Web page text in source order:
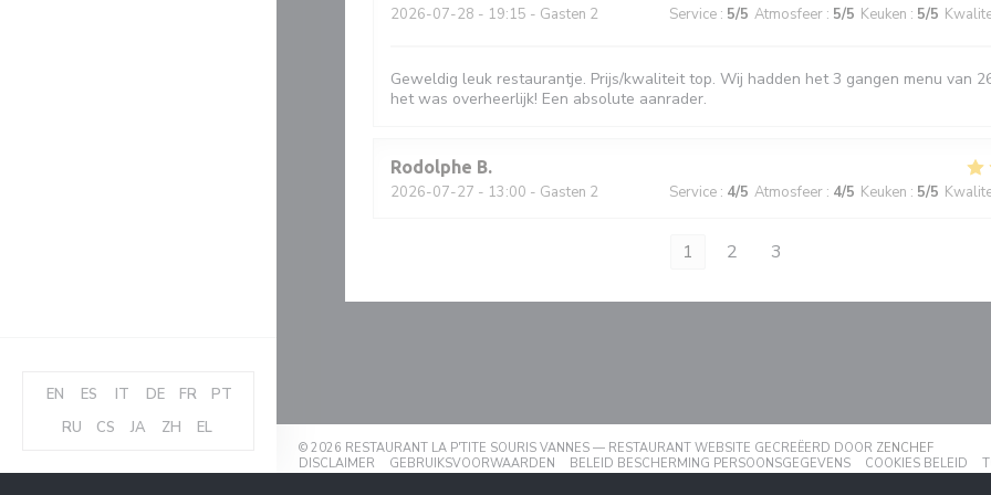
EN ES IT DE FR
PT
RU
CS JA ZH EL
2026-07-28 - 19:15 - Gasten 2 Service : 5/5 Atmosfeer : 5/5 Keuken : 5/5
Geweldig leuk restaurantje. Prijs/kwaliteit top. Wij hadden het 3 gangen menu van
het was overheerlijk! Een absolute aanrader.
Rodolphe B
2026-07-27 - 13:00 - Gasten 2 Service : 4/5 Atmosfeer : 4/5 Keuken : 5/5
1 2 3
© 2026 RESTAURANT LA P'TITE SOURIS VANNES — RESTAURANT WEBSITE GECREËERD DOOR ZENCHEF((OPENT
DISCLAIMER ((OPENT IN EEN NIEUW VENSTER))
GEBRUIKSVOORWAARDEN ((OPENT IN EEN NIEUW VENSTER))
BELEID BESCHERMING PERSOONSGEGEVENS((OPENT IN EEN NIEUW
COOKIES BELEID